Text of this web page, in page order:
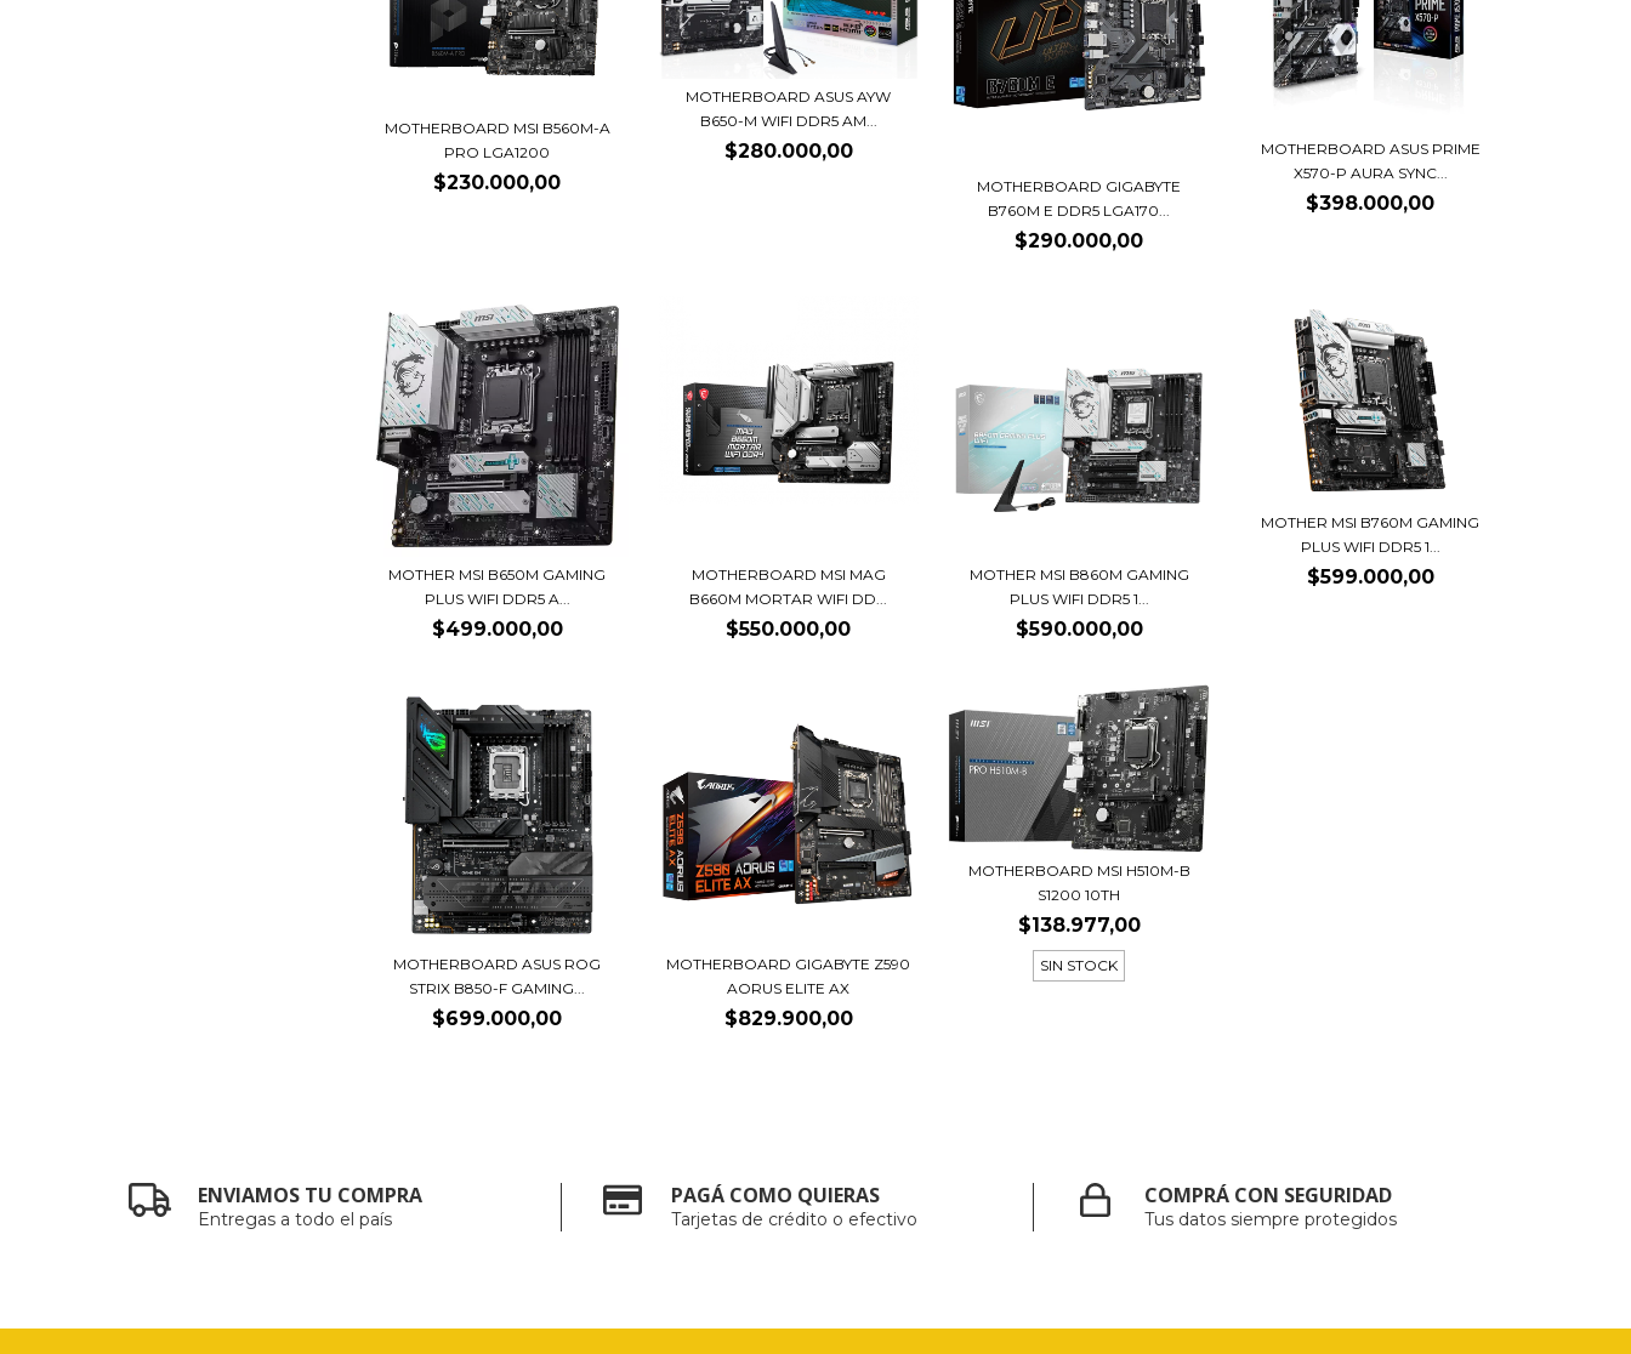
MOTHERBOARD MSI B560M-A
PRO LGA1200
$230.000,00
MOTHERBOARD ASUS AYW
B650-M WIFI DDR5 AM...
$280.000,00
MOTHERBOARD GIGABYTE
B760M E DDR5 LGA170...
$290.000,00
MOTHERBOARD ASUS PRIME
X570-P AURA SYNC...
$398.000,00
MOTHER MSI B650M GAMING
PLUS WIFI DDR5 A...
$499.000,00
MOTHERBOARD MSI MAG
B660M MORTAR WIFI DD...
$550.000,00
MOTHER MSI B860M GAMING
PLUS WIFI DDR5 1...
$590.000,00
MOTHER MSI B760M GAMING
PLUS WIFI DDR5 1...
$599.000,00
MOTHERBOARD ASUS ROG
STRIX B850-F GAMING...
$699.000,00
MOTHERBOARD GIGABYTE Z590
AORUS ELITE AX
$829.900,00
MOTHERBOARD MSI H510M-B
S1200 10TH
$138.977,00
SIN STOCK
ENVIAMOS TU COMPRA
Entregas a todo el país
PAGÁ COMO QUIERAS
Tarjetas de crédito o efectivo
COMPRÁ CON SEGURIDAD
Tus datos siempre protegidos